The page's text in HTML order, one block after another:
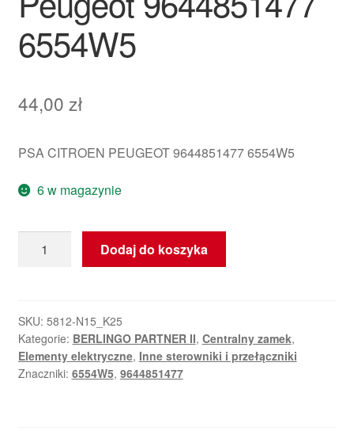
6554W5
44,00 zł
PSA CITROEN PEUGEOT 9644851477 6554W5
6 w magazynie
Sterownik
Citro&ebreve;n
Peugeot
9644851477
6554W5
Dodaj do koszyka
SKU: 5812-N15_K25
Kategorie: BERLINGO PARTNER II, Centralny zamek,
Elementy elektryczne, Inne sterowniki i przełączniki
Znaczniki: 6554W5, 9644851477